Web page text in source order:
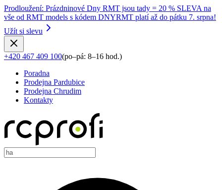
Prodloužení: Prázdninové Dny RMT jsou tady = 20 % SLEVA na
vše od RMT models s kódem DNYRMT platí až do pátku 7. srpna!
Užít si slevu
+420 467 409 100(po–pá: 8–16 hod.)
Poradna
Prodejna Pardubice
Prodejna Chrudim
Kontakty